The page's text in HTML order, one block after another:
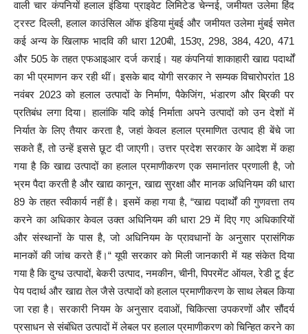
वाली चार कंपनियों हलाल इंडिया प्राइवेट लिमिटेड चेन्नई, जमीयत उलेमा हिंद
ट्रस्ट दिल्ली, हलाल काउंसिल ऑफ इंडिया मुंबई और जमीयत उलेमा मुंबई समेत
कई अन्य के खिलाफ भादवि की धारा 120बी, 153ए, 298, 384, 420, 471
और 505 के तहत एफआइआर दर्ज कराई। यह कंपनियां शाकाहारी खाद्य पदार्थों
का भी प्रमाणन कर रही थीं। इसके बाद योगी सरकार ने सम्यक विचारोपरांत 18
नवंबर 2023 को हलाल उत्पादों के निर्माण, पैकेजिंग, भंडारण और ब्रिकी पर
प्रतिबंध लगा दिया। हालांकि यदि कोई निर्माता अपने उत्पादों को उन देशों में
निर्यात के लिए तैयार करता है, जहां केवल हलाल प्रमाणित उत्पाद ही बेंचे जा
सकते हैं, तो उन्हें इससे छूट दी जाएगी। उत्तर प्रदेश सरकार के आदेश में कहा
गया है कि खाद्य उत्पादों का हलाल प्रमाणीकरण एक समानांतर प्रणाली है, जो
भ्रम पैदा करती है और खाद्य कानून, खाद्य सुरक्षा और मानक अधिनियम की धारा
89 के तहत स्वीकार्य नहीं है। इसमें कहा गया है, “खाद्य पदार्थों की गुणवत्ता तय
करने का अधिकार केवल उक्त अधिनियम की धारा 29 में दिए गए अधिकारियों
और संस्थानों के पास है, जो अधिनियम के प्रावधानों के अनुसार प्रासंगिक
मानकों की जांच करते हैं।“ यूपी सरकार को मिली जानकारी में यह संकेत दिया
गया है कि दुग्ध उत्पादों, बेकरी उत्पाद, नमकीन, चीनी, पिपरमेंट ऑयल, रेडी टू ईट
पेय पदार्थ और खाद्य तेल जैसे उत्पादों को हलाल प्रमाणीकरण के साथ लेबल किया
जा रहा है। सरकारी नियम के अनुसार दवाओं, चिकित्सा उपकरणों और सौंदर्य
प्रसाधन से संबंधित उत्पादों में लेबल पर हलाल प्रमाणीकरण को चिन्हित करने का